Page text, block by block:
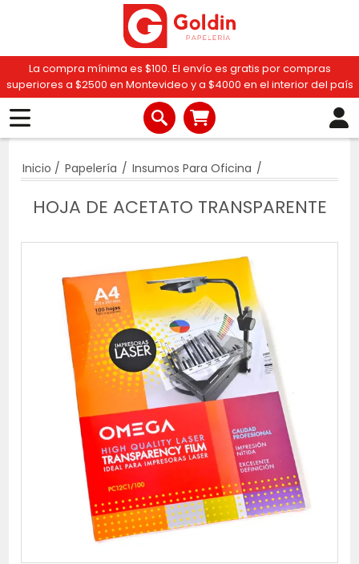
La compra mínima es $100. El envío es gratis por compras
superiores a $2500 en Montevideo y a $4000 en el interior del país
Inicio / Papelería / Insumos Para Oficina /
HOJA DE ACETATO TRANSPARENTE